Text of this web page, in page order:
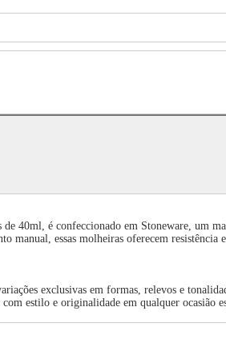
40ml, é confeccionado em Stoneware, um
manual, essas molheiras oferecem
exclusivas em formas, relevos e
estilo e originalidade em qualquer ocasião